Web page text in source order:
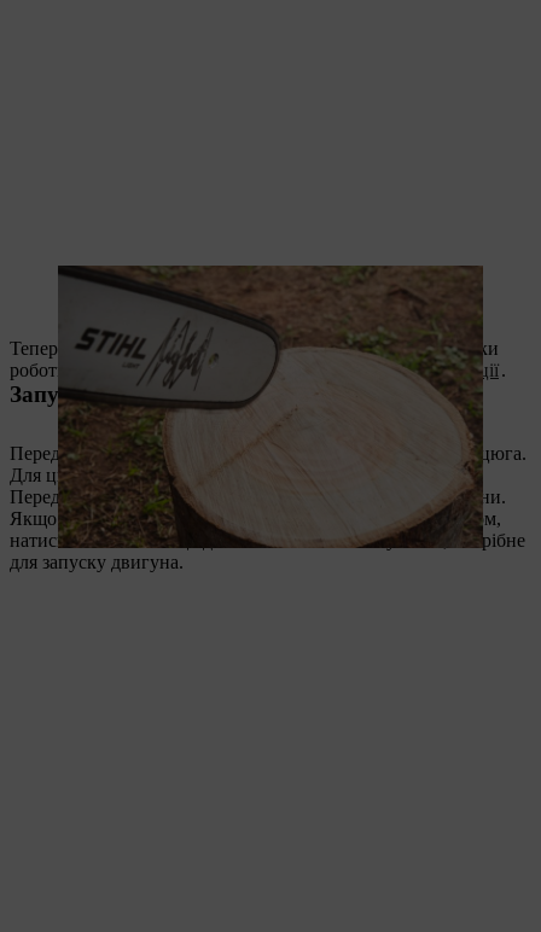
Перед початком роботи з мотопилою перевіряють змащування
Тепер мотопила готова до роботи. Щодо безпечної техніки
роботи спочатку ознайомтесь із
інструкцією з експлуатації.
Запуск мотопили із системою M-Tronic
Перед тим як запустити мотопилу, активуйте гальмо ланцюга.
Для цього натисніть гальмо ланцюга вперед.
Перед запуском мотопили обов’язково зніміть захист шини.
Якщо ваша мотопила оснащена декомпресійним клапаном,
натисніть на нього. Це дозволить зменшити зусилля, потрібне
для запуску двигуна.